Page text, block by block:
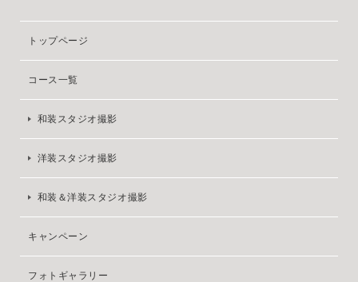
トップページ
コース一覧
和装スタジオ撮影
洋装スタジオ撮影
和装＆洋装スタジオ撮影
キャンペーン
フォトギャラリー